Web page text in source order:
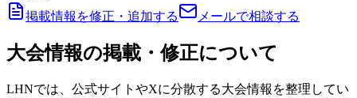
掲載情報を修正・追加する
メールで相談する
大会情報の掲載・修正について
LHNでは、公式サイトやXに分散する大会情報を整理してい